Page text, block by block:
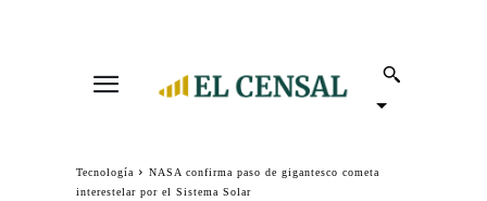
Tecnología
NASA confirma paso de gigantesco cometa
interestelar por el Sistema Solar